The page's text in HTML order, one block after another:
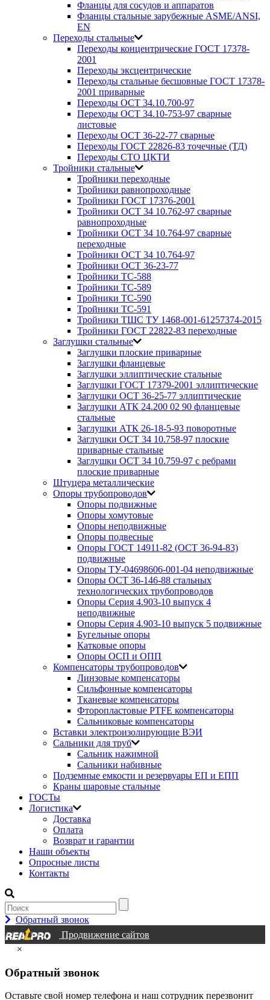
Фланцы для сосудов и аппаратов
Фланцы стальные зарубежные ASME/ANSI,
EN
Переходы стальные
Переходы концентрические ГОСТ 17378-
2001
Переходы эксцентрические
Переходы стальные бесшовные ГОСТ 17378-
2001 приварные
Переходы ОСТ 34.10.700-97
Переходы ОСТ 34.10-753-97 сварные
листовые
Переходы ОСТ 36-22-77 сварные
Переходы ГОСТ 22826-83 точечные (ТД)
Переходы СТО ЦКТИ
Тройники стальные
Тройники переходные
Тройники равнопроходные
Тройники ГОСТ 17376-2001
Тройники ОСТ 34 10.762-97 сварные
равнопроходные
Тройники ОСТ 34 10.764-97 сварные
переходные
Тройники ОСТ 34 10.764-97
Тройники ОСТ 36-23-77
Тройники ТС-588
Тройники ТС-589
Тройники ТС-590
Тройники ТС-591
Тройники ТШС ТУ 1468-001-61257374-2015
Тройники ГОСТ 22822-83 переходные
Заглушки стальные
Заглушки плоские приварные
Заглушки фланцевые
Заглушки эллиптические стальные
Заглушки ГОСТ 17379-2001 эллиптические
Заглушки ОСТ 36-25-77 эллиптические
Заглушки АТК 24.200 02 90 фланцевые
стальные
Заглушки АТК 26-18-5-93 поворотные
Заглушки ОСТ 34 10.758-97 плоские
приварные стальные
Заглушки ОСТ 34 10.759-97 с ребрами
плоские приварные
Штуцера металлические
Опоры трубопроводов
Опоры подвижные
Опоры хомутовые
Опоры неподвижные
Опоры подвесные
Опоры ГОСТ 14911-82 (ОСТ 36-94-83)
подвижные
Опоры ТУ-04698606-001-04 неподвижные
Опоры ОСТ 36-146-88 стальных
технологических трубопроводов
Опоры Серия 4.903-10 выпуск 4
неподвижные
Опоры Серия 4.903-10 выпуск 5 подвижные
Бугельные опоры
Катковые опоры
Опоры ОСП и ОПП
Компенсаторы трубопроводов
Линзовые компенсаторы
Сильфонные компенсаторы
Тканевые компенсаторы
Фторопластовые PTFE компенсаторы
Сальниковые компенсаторы
Вставки электроизолирующие ВЭИ
Сальники для труб
Сальник нажимной
Сальники набивные
Подземные емкости и резервуары ЕП и ЕПП
Краны шаровые стальные
ГОСТы
Логистика
Доставка
Оплата
Возврат и гарантии
Наши объекты
Опросные листы
Контакты
Обратный звонок
Продвижение сайтов
×
Обратный звонок
Оставьте свой номер телефона и наш сотрудник перезвонит